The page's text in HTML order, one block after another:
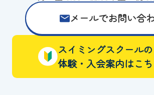
メールでお問い合
スイミングスクールの
体験・入会案内はこ